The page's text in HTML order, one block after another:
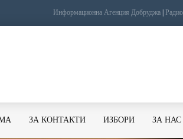
Информационна Агенция Добруджа
ЗА КОНТАКТИ ИЗБОРИ ЗА НАС